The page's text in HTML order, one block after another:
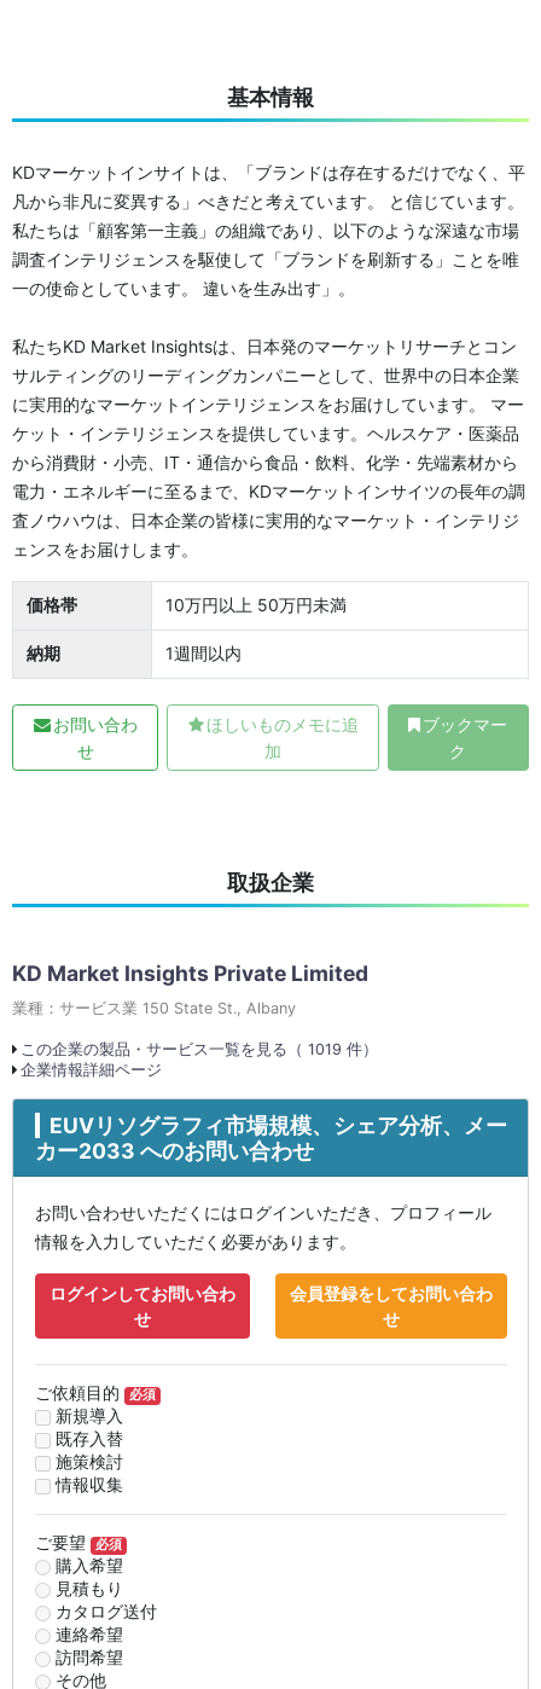
基本情報
KDマーケットインサイトは、「ブランドは存在するだけでなく、平
凡から非凡に変異する」べきだと考えています。 と信じています。
私たちは「顧客第一主義」の組織であり、以下のような深遠な市場
調査インテリジェンスを駆使して「ブランドを刷新する」ことを唯
一の使命としています。 違いを生み出す」。
私たちKD Market Insightsは、日本発のマーケットリサーチとコン
サルティングのリーディングカンパニーとして、世界中の日本企業
に実用的なマーケットインテリジェンスをお届けしています。 マー
ケット・インテリジェンスを提供しています。ヘルスケア・医薬品
から消費財・小売、IT・通信から食品・飲料、化学・先端素材から
電力・エネルギーに至るまで、KDマーケットインサイツの長年の調
査ノウハウは、日本企業の皆様に実用的なマーケット・インテリジ
ェンスをお届けします。
価格帯 10万円以上 50万円未満
納期 1週間以内
お問い合わ
せ
ほしいものメモに追
加
ブックマー
ク
取扱企業
KD Market Insights Private Limited
業種：サービス業 150 State St., Albany
この企業の製品・サービス一覧を見る（ 1019 件）
企業情報詳細ページ
EUVリソグラフィ市場規模、シェア分析、メー
カー2033 へのお問い合わせ
お問い合わせいただくにはログインいただき、プロフィール
情報を入力していただく必要があります。
ログインしてお問い合わ
せ
会員登録をしてお問い合わ
せ
ご依頼目的 必須
新規導入
既存入替
施策検討
情報収集
ご要望 必須
購入希望
見積もり
カタログ送付
連絡希望
訪問希望
その他